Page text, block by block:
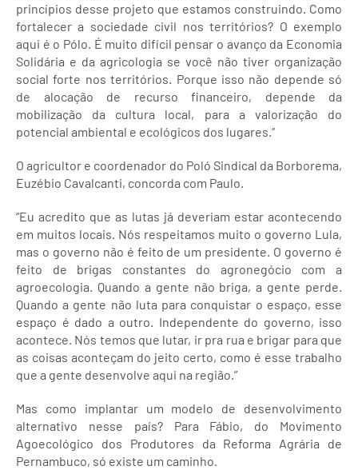
princípios desse projeto que estamos construindo. Como
fortalecer a sociedade civil nos territórios? O exemplo
aqui é o Pólo. É muito difícil pensar o avanço da Economia
Solidária e da agricologia se você não tiver organização
social forte nos territórios. Porque isso não depende só
de alocação de recurso financeiro, depende da
mobilização da cultura local, para a valorização do
potencial ambiental e ecológicos dos lugares.”
O agricultor e coordenador do Poló Sindical da Borborema,
Euzébio Cavalcanti, concorda com Paulo.
“Eu acredito que as lutas já deveriam estar acontecendo
em muitos locais. Nós respeitamos muito o governo Lula,
mas o governo não é feito de um presidente. O governo é
feito de brigas constantes do agronegócio com a
agroecologia. Quando a gente não briga, a gente perde.
Quando a gente não luta para conquistar o espaço, esse
espaço é dado a outro. Independente do governo, isso
acontece. Nós temos que lutar, ir pra rua e brigar para que
as coisas aconteçam do jeito certo, como é esse trabalho
que a gente desenvolve aqui na região.”
Mas como implantar um modelo de desenvolvimento
alternativo nesse país? Para Fábio, do Movimento
Agoecológico dos Produtores da Reforma Agrária de
Pernambuco, só existe um caminho.